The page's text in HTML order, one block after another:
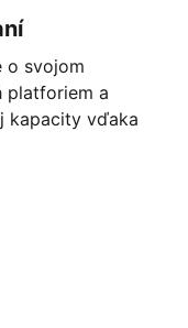
o svojom
platforiem a
kapacity vďaka